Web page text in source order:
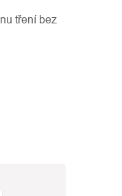
tření bez